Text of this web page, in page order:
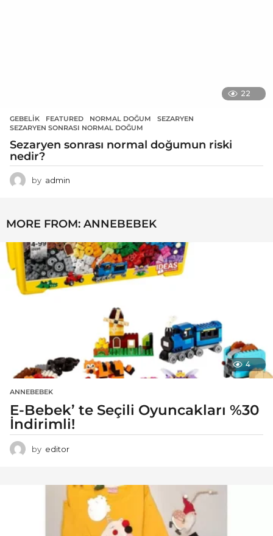
22
GEBELIK FEATURED ,NORMAL DOĞUM ,SEZARYEN
SEZARYEN SONRASI NORMAL DOĞUM
Sezaryen sonrası normal doğumun riski
nedir?
by admin
MORE FROM: ANNEBEBEK
4
ANNEBEBEK
E-Bebek’ te Seçili Oyuncakları %30
İndirimli!
by editor